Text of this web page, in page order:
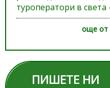
туроператори в света
още от
ПИШЕТЕ НИ